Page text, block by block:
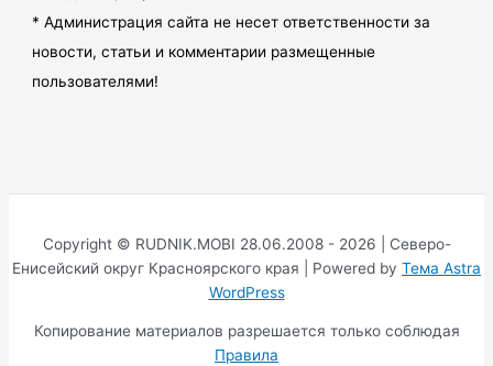
* Администрация сайта не несет ответственности за
новости, статьи и комментарии размещенные
пользователями!
Copyright © RUDNIK.MOBI 28.06.2008 - 2026 | Северо-
Енисейский округ Красноярского края | Powered by Тема Astra
WordPress
Копирование материалов разрешается только соблюдая
Правила